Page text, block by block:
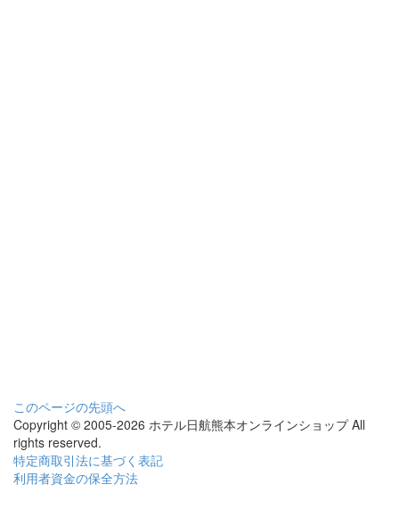
このページの先頭へ
Copyright © 2005-2026 ホテル日航熊本オンラインショップ All
rights reserved.
特定商取引法に基づく表記
利用者資金の保全方法